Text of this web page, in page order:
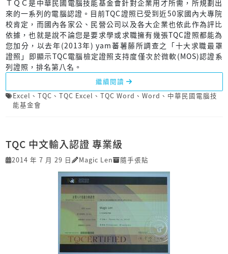
ＴＱＣ是中華民國電腦技能基金會針對企業用才所需，所規劃出
來的一系列的電腦認證。目前TQC證照已受到近50家國內大專院
校肯定，而國內各家公、民營公司以及各大企業也依此作為評比
依據，也就是說不論您是要求學或求職擁有幾張TQC證照都能為
您加分，以去年(2013年) yam蕃薯藤所調查之「十大求職最罩
證照」即顯示TQC電腦檢定證照支持度僅次於微軟(MOS)認證系
列證照，排名第八名。
繼續閱讀
Excel 、 TQC 、 TQC Excel 、 TQC Word 、 Word 、 中華民國電腦技
能基金會
TQC 中文輸入認證 專業級
2014 年 7 月 29 日 Magic Len 隨手張貼